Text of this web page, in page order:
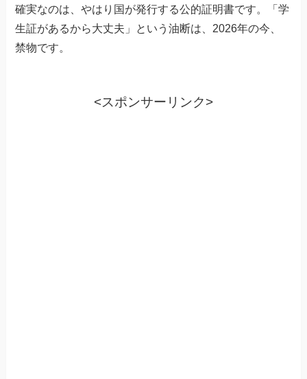
確実なのは、やはり国が発行する公的証明書です。「学
生証があるから大丈夫」という油断は、2026年の今、
禁物です。
<スポンサーリンク>